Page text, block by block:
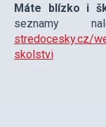
Máte blízko i
seznamy
stredocesky.cz/
skolstvi